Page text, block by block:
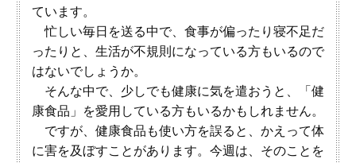
ています。
忙しい毎日を送る中で、食事が偏ったり寝不足だ
ったりと、生活が不規則になっている方もいるので
はないでしょうか。
そんな中で、少しでも健康に気を遣おうと、「健
康食品」を愛用している方もいるかもしれません。
ですが、健康食品も使い方を誤ると、かえって体
に害を及ぼすことがあります。今週は、そのことを